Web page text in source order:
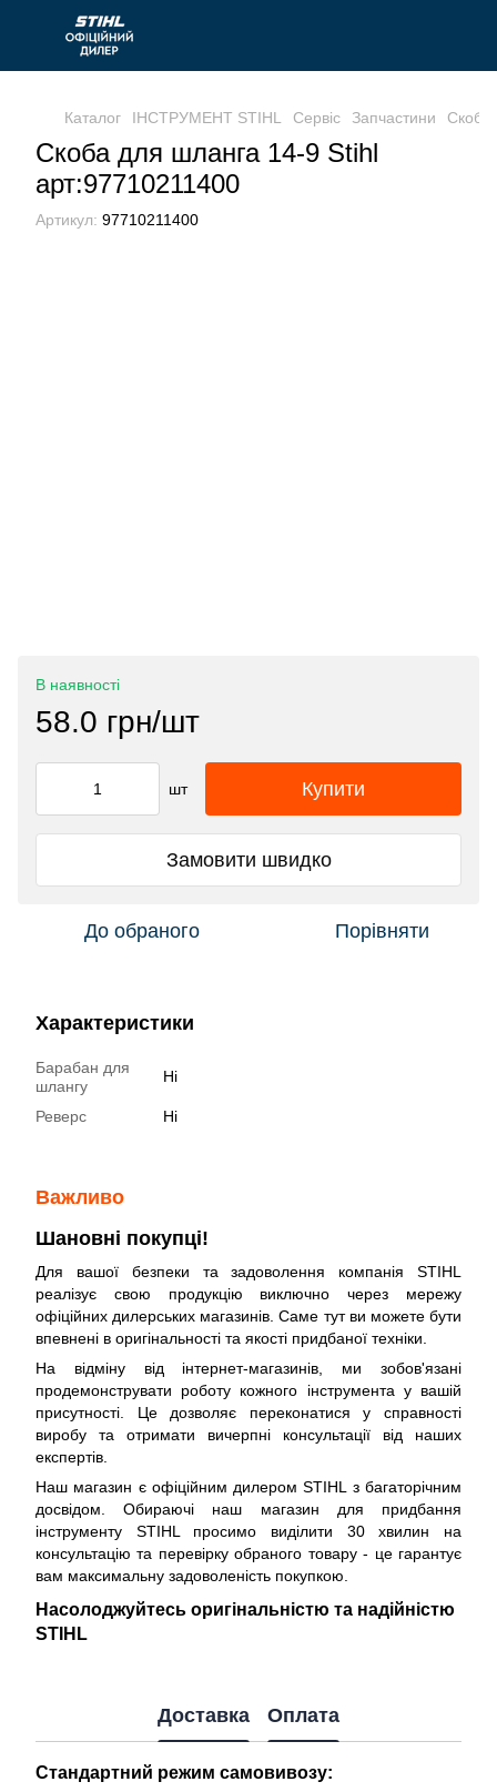
Каталог ІНСТРУМЕНТ STIHL Сервіс Запчастини Скоба
Скоба для шланга 14-9 Stihl
арт:97710211400
Артикул: 97710211400
В наявності
58.0 грн/шт
шт Купити
Замовити швидко
До обраного Порівняти
Характеристики
Барабан для
шлангу
Ні
Реверс Ні
Важливо
Шановні покупці!
Для вашої безпеки та задоволення компанія STIHL
реалізує свою продукцію виключно через мережу
офіційних дилерських магазинів. Саме тут ви можете бути
впевнені в оригінальності та якості придбаної техніки.
На відміну від інтернет-магазинів, ми зобов'язані
продемонструвати роботу кожного інструмента у вашій
присутності. Це дозволяє переконатися у справності
виробу та отримати вичерпні консультації від наших
експертів.
Наш магазин є офіційним дилером STIHL з багаторічним
досвідом. Обираючі наш магазин для придбання
інструменту STIHL просимо виділити 30 хвилин на
консультацію та перевірку обраного товару - це гарантує
вам максимальну задоволеність покупкою.
Насолоджуйтесь оригінальністю та надійністю
STIHL
Доставка Оплата
Стандартний режим самовивозу: